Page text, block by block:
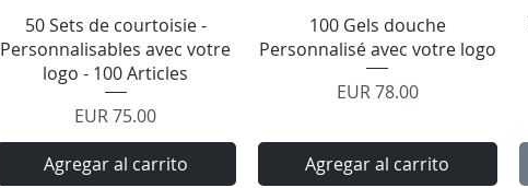
Vista rápida
50 Sets de courtoisie -
Personnalisables avec votre
logo - 100 Articles
Precio
EUR 75.00
Agregar al carrito
Vista rápida
100 Gels douche
Personnalisé avec votre logo
Precio
EUR 78.00
Agregar al carrito